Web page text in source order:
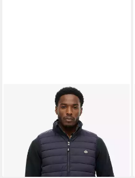
Steppweste Fuji
Lite Padded Gilet Steppware,
normal geschnitten